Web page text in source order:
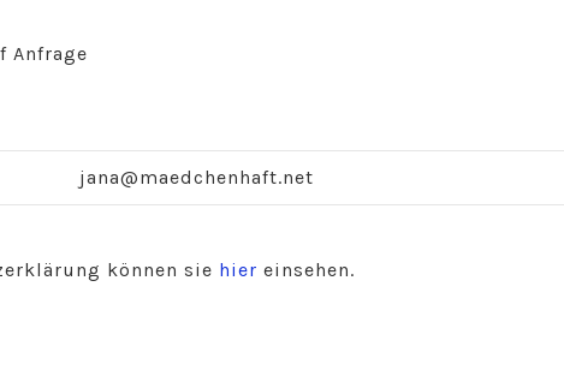
Anfrage
jana@maedchenhaft.net
können sie hier einsehen.